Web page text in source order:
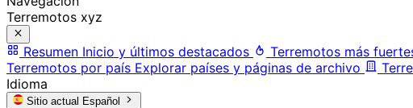
Terremotos xyz
Resumen Inicio y últimos destacados Terremotos más
Terremotos por país Explorar países y páginas de archivo
Idioma
Sitio actual Español